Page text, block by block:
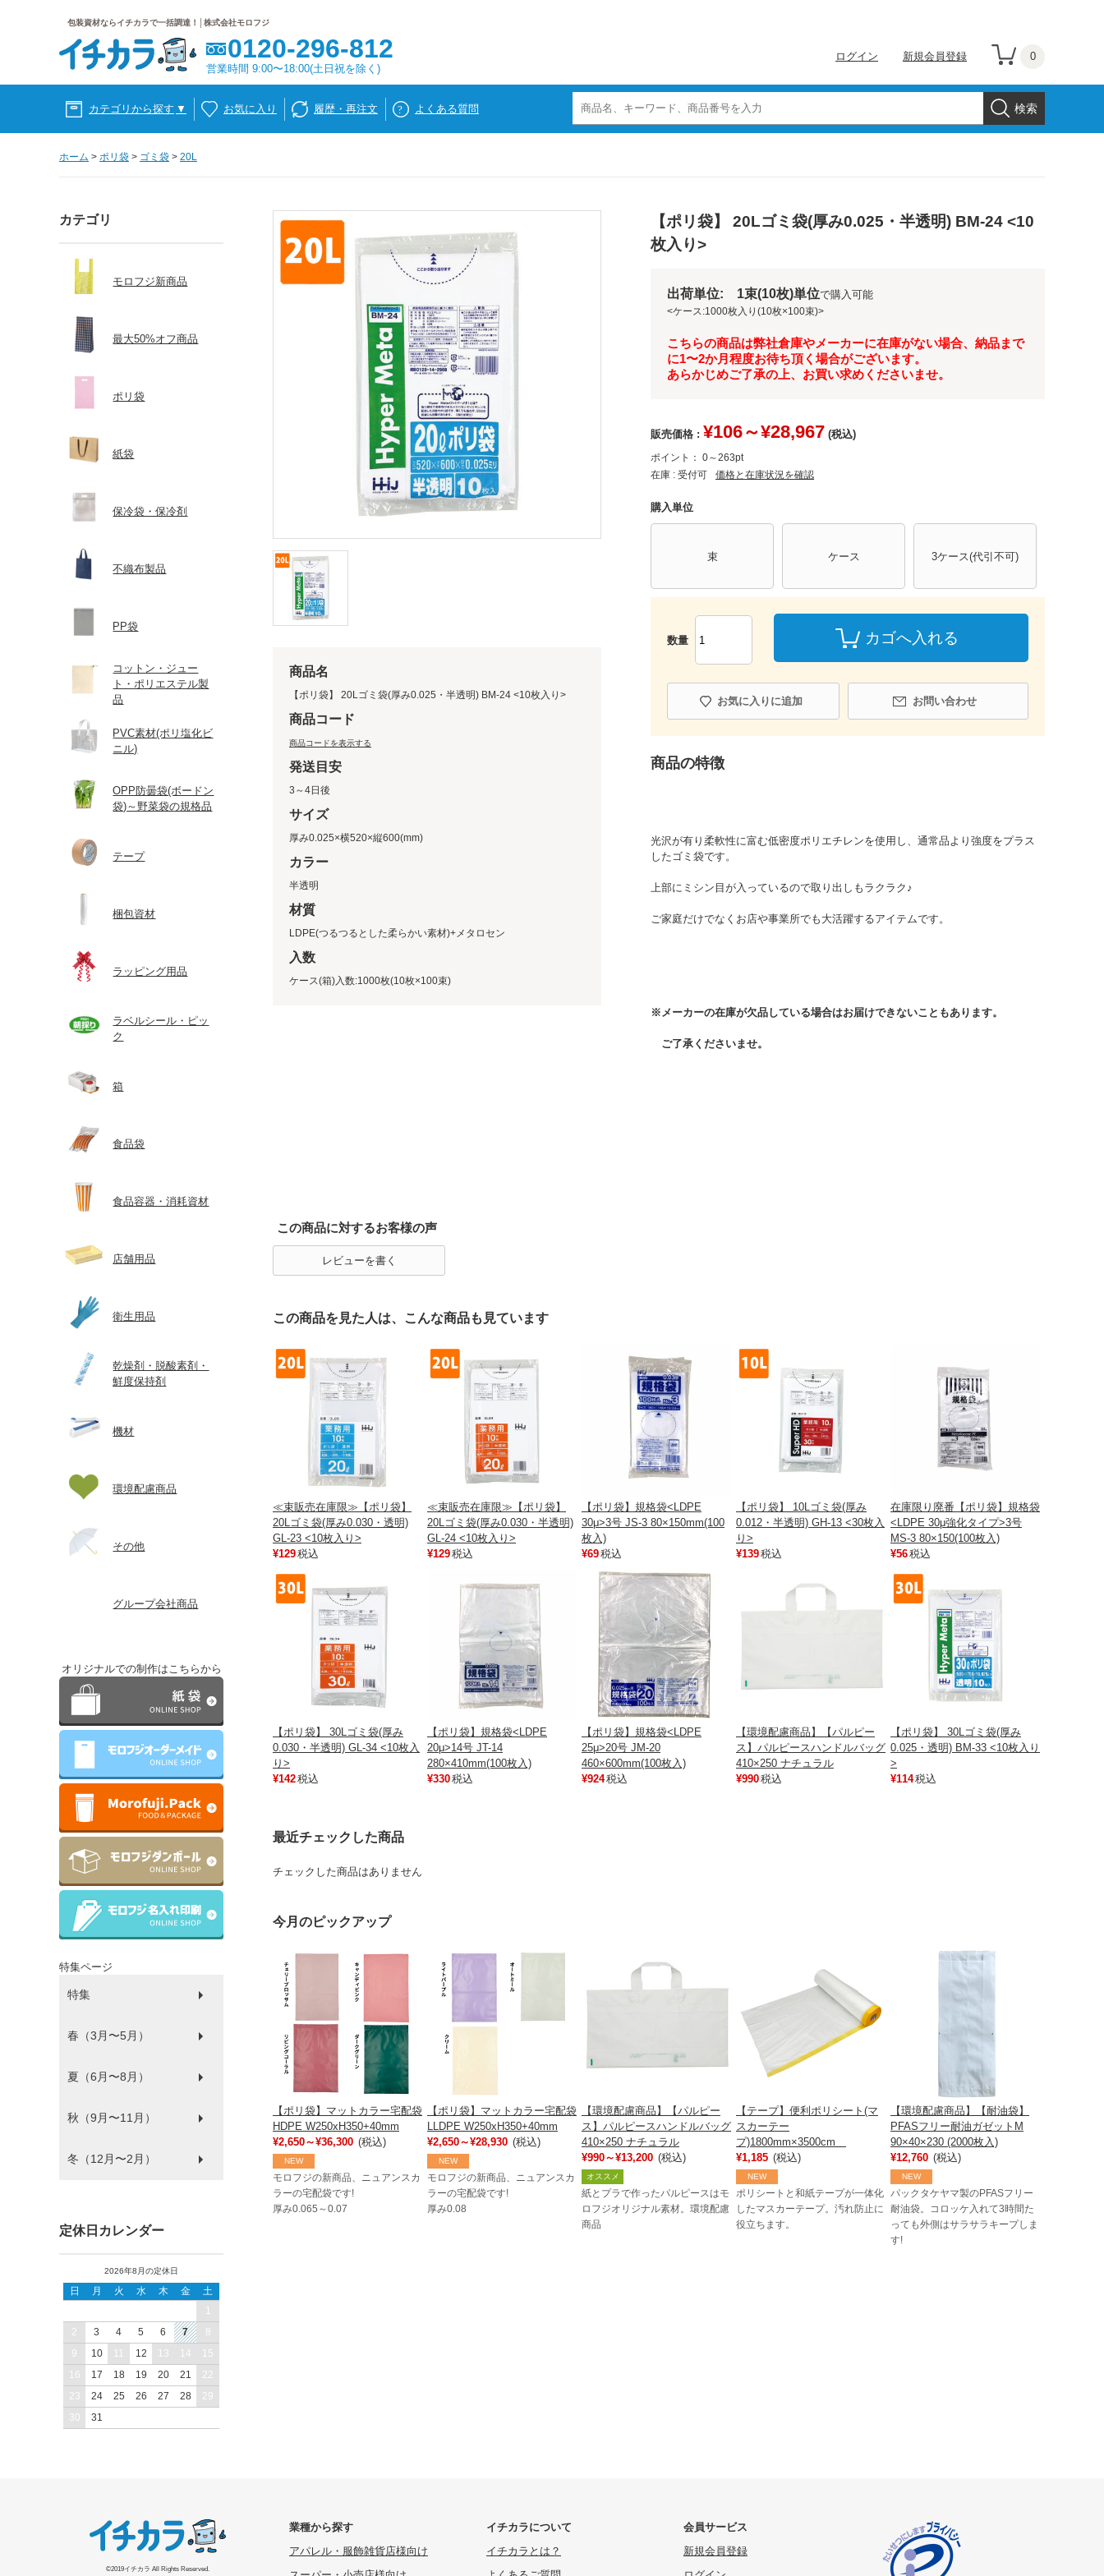
包装資材ならイチカラで一括調達！│株式会社モロフジ
0120-296-812
営業時間 9:00〜18:00(土日祝を除く)
ログイン 新規会員登録 0
カテゴリから探す ▼ お気に入り 履歴・再注文 よくある質問
ホーム > ポリ袋 > ゴミ袋 > 20L
カテゴリ
モロフジ新商品
最大50%オフ商品
ポリ袋
紙袋
保冷袋・保冷剤
不織布製品
PP袋
コットン・ジュー
ト・ポリエステル製
品
PVC素材(ポリ塩化ビ
ニル)
OPP防曇袋(ボードン
袋)～野菜袋の規格品
テープ
梱包資材
ラッピング用品
ラベルシール・ピッ
ク
箱
食品袋
食品容器・消耗資材
店舗用品
衛生用品
乾燥剤・脱酸素剤・
鮮度保持剤
機材
環境配慮商品
その他
グループ会社商品
オリジナルでの制作はこちらから
特集ページ
特集
ラッピング
パルピース
マチサイズ順
プラコップ
環境にやさしい商品
衛生・感染防止対策商品
薄肉化コストダウン
春（3月〜5月）
夏（6月〜8月）
フードフェス
秋（9月〜11月）
ハロウィン
冬（12月〜2月）
クリスマス
年末年始
バレンタイン・ホワイトデー
定休日カレンダー
2026年8月の定休日
日 月 火 水 木 金
土
2 3 4 5 6 7 8
9 10 12 13 14 15
16 17 18 19 20 21 22
23 24 25 26 27 28 29
30 31
商品名
【ポリ袋】 20Lゴミ袋(厚み0.025・半透明) BM-24 <10枚入り>
商品コード
商品コードを表示する
発送目安
3～4日後
サイズ
厚み0.025×横520×縦600(mm)
カラー
半透明
材質
LDPE(つるつるとした柔らかい素材)+メタロセン
入数
ケース(箱)入数:1000枚(10枚×100束)
【ポリ袋】 20Lゴミ袋(厚み0.025・半透明) BM-24 <10
枚入り>
出荷単位: 1束(10枚)単位で購入可能
<ケース:1000枚入り(10枚×100束)>
こちらの商品は弊社倉庫やメーカーに在庫がない場合、納品まで
に1〜2か月程度お待ち頂く場合がございます。
あらかじめご了承の上、お買い求めくださいませ。
販売価格 : ¥106～¥28,967 (税込)
ポイント： 0～263pt
在庫 : 受付可 価格と在庫状況を確認
購入単位
束 ケース 3ケース(代引不可)
数量 カゴへ入れる
お気に入りに追加 お問い合わせ
商品の特徴
光沢が有り柔軟性に富む低密度ポリエチレンを使用し、通常品より強度をプラス
したゴミ袋です。
上部にミシン目が入っているので取り出しもラクラク♪
ご家庭だけでなくお店や事業所でも大活躍するアイテムです。
※メーカーの在庫が欠品している場合はお届けできないこともあります。
ご了承くださいませ。
この商品に対するお客様の声
レビューを書く
この商品を見た人は、こんな商品も見ています
≪束販売在庫限≫【ポリ袋】
20Lゴミ袋(厚み0.030・透明)
GL-23 <10枚入り>
¥129税込
≪束販売在庫限≫【ポリ袋】
20Lゴミ袋(厚み0.030・半透明)
GL-24 <10枚入り>
¥129税込
【ポリ袋】規格袋<LDPE
30μ>3号 JS-3 80×150mm(100
枚入)
¥69税込
【ポリ袋】 10Lゴミ袋(厚み
0.012・半透明) GH-13 <30枚入
り>
¥139税込
在庫限り廃番【ポリ袋】規格袋
<LDPE 30μ強化タイプ>3号
MS-3 80×150(100枚入)
¥56税込
【ポリ袋】 30Lゴミ袋(厚み
0.030・半透明) GL-34 <10枚入
り>
¥142税込
【ポリ袋】規格袋<LDPE
20μ>14号 JT-14
280×410mm(100枚入)
¥330税込
【ポリ袋】規格袋<LDPE
25μ>20号 JM-20
460×600mm(100枚入)
¥924税込
【環境配慮商品】【パルピー
ス】パルピースハンドルバッグ
410×250 ナチュラル
¥990税込
【ポリ袋】 30Lゴミ袋(厚み
0.025・透明) BM-33 <10枚入り
>
¥114税込
最近チェックした商品
チェックした商品はありません
今月のピックアップ
【ポリ袋】マットカラー宅配袋
HDPE W250xH350+40mm
¥2,650～¥36,300 (税込)
NEW
モロフジの新商品、ニュアンスカ
ラーの宅配袋です!
厚み0.065～0.07
【ポリ袋】マットカラー宅配袋
LLDPE W250xH350+40mm
¥2,650～¥28,930 (税込)
NEW
モロフジの新商品、ニュアンスカ
ラーの宅配袋です!
厚み0.08
【環境配慮商品】【パルピー
ス】パルピースハンドルバッグ
410×250 ナチュラル
¥990～¥13,200 (税込)
オススメ
紙とプラで作ったパルピースはモ
ロフジオリジナル素材。環境配慮
商品
【テープ】便利ポリシート(マ
スカーテー
プ)1800mm×3500cm
¥1,185 (税込)
NEW
ポリシートと和紙テープが一体化
したマスカーテープ。汚れ防止に
役立ちます。
【環境配慮商品】【耐油袋】
PFASフリー耐油ガゼットM
90×40×230 (2000枚入)
¥12,760 (税込)
NEW
パックタケヤマ製のPFASフリー
耐油袋。コロッケ入れて3時間た
っても外側はサラサラキープしま
す!
©2019イチカラ All Rights Reserved.
業種から探す
アパレル・服飾雑貨店様向け
イチカラについて
イチカラとは？
会員サービス
新規会員登録